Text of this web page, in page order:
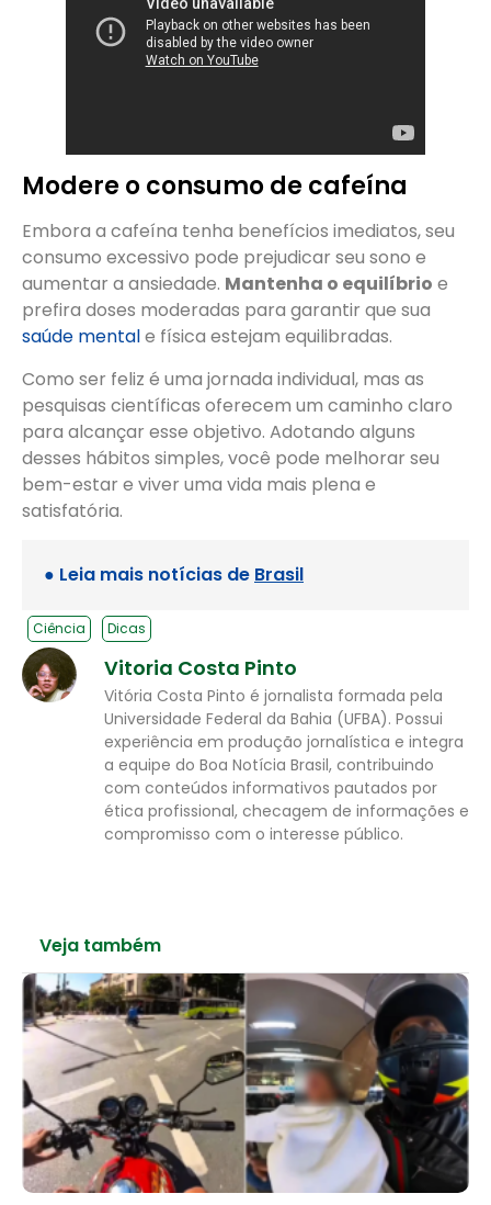
Modere o consumo de cafeína
Embora a cafeína tenha benefícios imediatos, seu
consumo excessivo pode prejudicar seu sono e
aumentar a ansiedade. Mantenha o equilíbrio e
prefira doses moderadas para garantir que sua
saúde mentale física estejam equilibradas.
Como ser feliz é uma jornada individual, mas as
pesquisas científicas oferecem um caminho claro
para alcançar esse objetivo. Adotando alguns
desses hábitos simples, você pode melhorar seu
bem-estar e viver uma vida mais plena e
satisfatória.
● Leia mais notícias de Brasil
Ciência Dicas
Vitoria Costa Pinto
Vitória Costa Pinto é jornalista formada pela
Universidade Federal da Bahia (UFBA). Possui
experiência em produção jornalística e integra
a equipe do Boa Notícia Brasil, contribuindo
com conteúdos informativos pautados por
ética profissional, checagem de informações e
compromisso com o interesse público.
Veja também